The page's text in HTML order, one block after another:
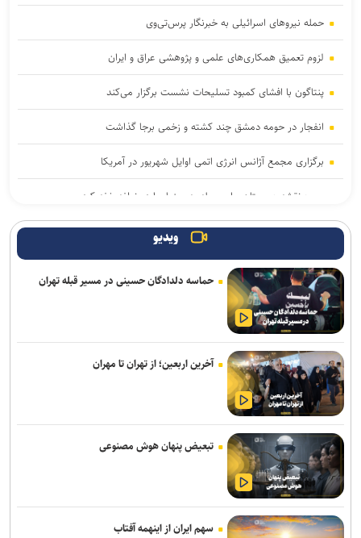
حمله نیروهای اسرائیلی به خبرنگار پرس‌تی‌وی
لزوم تعمیق همکاری‌های علمی و پژوهشی عراق و ایران
پنتاگون با افشای کمبود تسلیحات نشست برگزار می‌کند
انفجار در حومه دمشق چند کشته و زخمی برجا گذاشت
برگزاری مجمع آژانس انرژی اتمی اوایل شهریور در آمریکا
یمن: نقشه عربستان برای حمله به صنعاء را در نطفه خفه کردیم
پیام هشدار مقاومت یمن به ریاض
حاج‌علی‌اکبری: تحرکات سازمان‌یافته‌ای برای ترویج برهنگی انجام می‌شود
قدردانی از حضور حماسی ملت مبعوث شده در راهپیمایی اربعین
ترامپ با تهدید افشاگران، بحران مهمات آمریکا را انکار کرد
رسانه عبری: از آغاز جنگ غزه دست‌کم ۹ هزار نظامی صهیونیست زخمی
شده‌اند
جلسات صحن علنی مجلس هفته آینده برگزار می‌شود
بیانیۀ خانواده شهید لاریجانی دربارۀ گمانه‌زنی‌های رسانه‌ای
هلاکت اعضای یک تیم تروریستی در سیستان‌وبلوچستان
وزارت اطلاعات: ۲۱ مزدور موساد و ۴ شرور مسلح در کرمان بازداشت
ویدیو
حماسه دلدادگان حسینی در مسیر قبله تهران
آخرین اربعین؛ از تهران تا مهران
تبعیض پنهان هوش مصنوعی
سهم ایران از اینهمه آفتاب